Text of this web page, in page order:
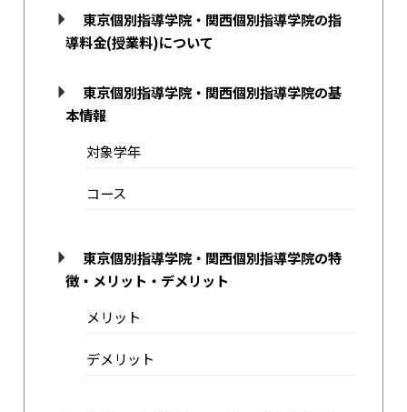
東京個別指導学院・関西個別指導学院の指
導料金(授業料)について
東京個別指導学院・関西個別指導学院の基
本情報
対象学年
コース
東京個別指導学院・関西個別指導学院の特
徴・メリット・デメリット
メリット
デメリット